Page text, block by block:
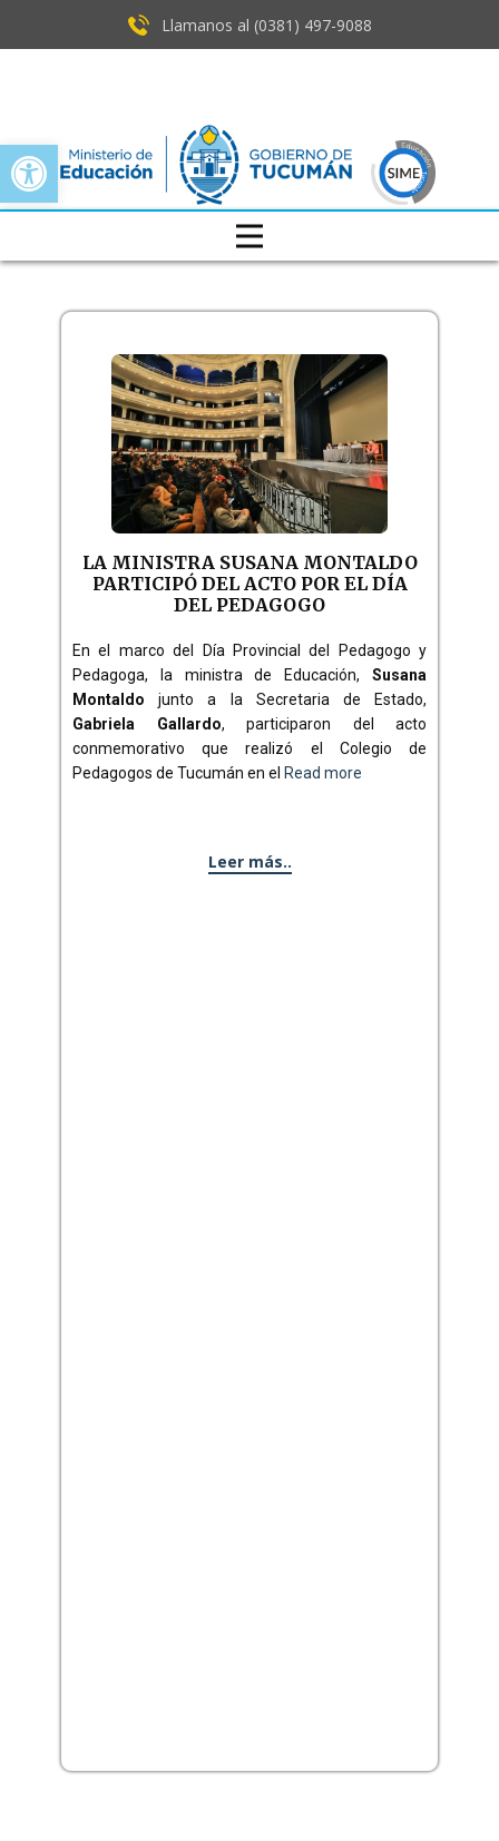
Open toolbar
Llamanos al (0381) ​497-9088
LA MINISTRA SUSANA MONTALDO
PARTICIPÓ DEL ACTO POR EL DÍA
DEL PEDAGOGO
En el marco del Día Provincial del Pedagogo y
Pedagoga, la ministra de Educación, Susana
Montaldojunto a la Secretaria de Estado,
Gabriela Gallardo, participaron del acto
conmemorativo que realizó el Colegio de
Pedagogos de Tucumán en el Read more
Leer más..